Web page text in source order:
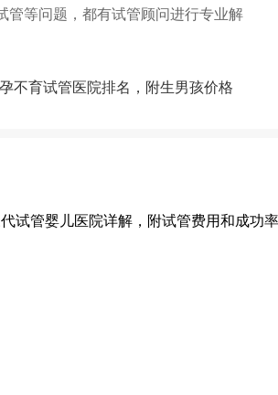
管等问题，都有试管顾问进行专业解
不育试管医院排名，附生男孩价格